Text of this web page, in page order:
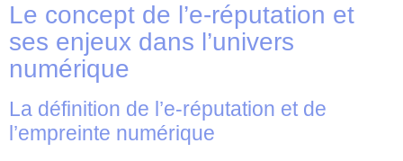
Le concept de l’e-réputation et
ses enjeux dans l’univers
numérique
La définition de l’e-réputation et de
l’empreinte numérique